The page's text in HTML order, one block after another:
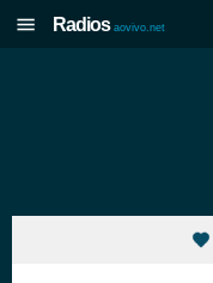
Radios aovivo.net